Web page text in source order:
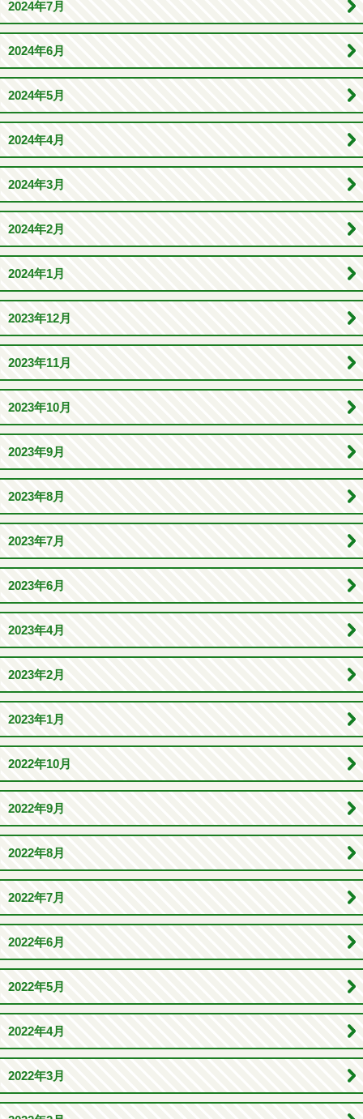
2024年7月
2024年6月
2024年5月
2024年4月
2024年3月
2024年2月
2024年1月
2023年12月
2023年11月
2023年10月
2023年9月
2023年8月
2023年7月
2023年6月
2023年4月
2023年2月
2023年1月
2022年10月
2022年9月
2022年8月
2022年7月
2022年6月
2022年5月
2022年4月
2022年3月